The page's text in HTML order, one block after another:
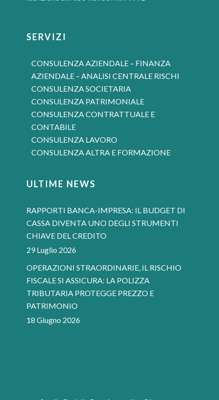
SERVIZI
CONSULENZA AZIENDALE – FINANZA
AZIENDALE – ANALISI CENTRALE RISCHI
CONSULENZA SOCIETARIA
CONSULENZA PATRIMONIALE
CONSULENZA CONTRATTUALE E
CONTABILE
CONSULENZA LAVORO
CONSULENZA ALTRA E FORMAZIONE
ULTIME NEWS
RAPPORTI BANCA-IMPRESA: IL BUDGET DI
CASSA DIVENTA UNO DEGLI STRUMENTI
CHIAVE DEL CREDITO
29 Luglio 2026
OPERAZIONI STRAORDINARIE, IL RISCHIO
FISCALE SI ASSICURA: LA POLIZZA
TRIBUTARIA PROTEGGE PREZZO E
PATRIMONIO
18 Giugno 2026